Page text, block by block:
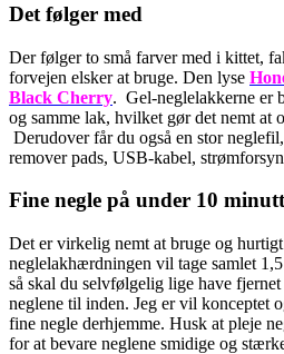
Det følger med
Der følger to små farver med i kittet,
forvejen elsker at bruge. Den lyse
Black Cherry. Gel-neglelakkerne er
og samme lak, hvilket gør det nemt at
Derudover får du også en stor
remover pads, USB-kabel,
Fine negle på under 10
Det er virkelig nemt at bruge og
neglelakhærdningen vil tage samlet
så skal du selvfølgelig lige have
neglene til inden. Jeg er vil konceptet
fine negle derhjemme. Husk at pleje
for at bevare neglene smidige og